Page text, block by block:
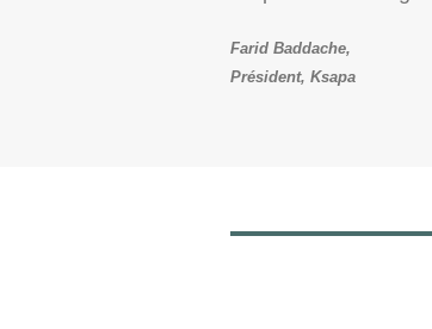
Farid Baddache,
Président, Ksapa